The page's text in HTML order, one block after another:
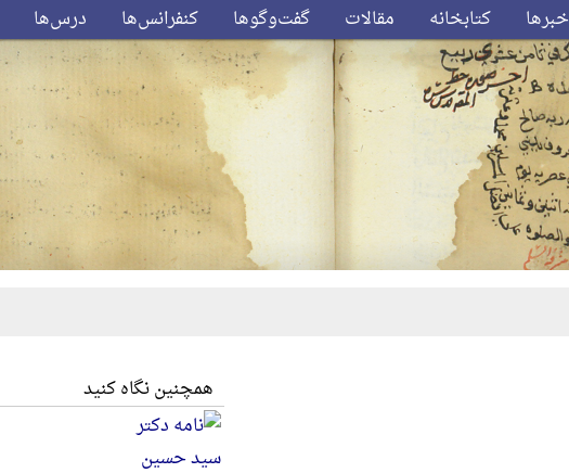
خبرها کتابخانه مقالات گفت‌وگوها کنفرانس‌ها درس‌ها
همچنین نگاه کنید